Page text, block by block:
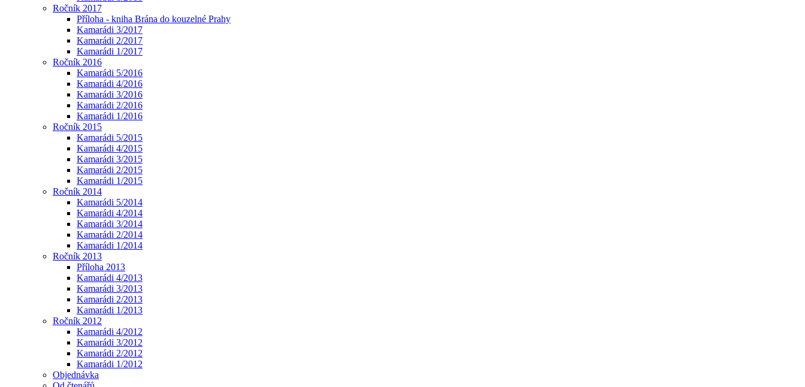
Ročník 2017
Příloha - kniha Brána do kouzelné Prahy
Kamarádi 3/2017
Kamarádi 2/2017
Kamarádi 1/2017
Ročník 2016
Kamarádi 5/2016
Kamarádi 4/2016
Kamarádi 3/2016
Kamarádi 2/2016
Kamarádi 1/2016
Ročník 2015
Kamarádi 5/2015
Kamarádi 4/2015
Kamarádi 3/2015
Kamarádi 2/2015
Kamarádi 1/2015
Ročník 2014
Kamarádi 5/2014
Kamarádi 4/2014
Kamarádi 3/2014
Kamarádi 2/2014
Kamarádi 1/2014
Ročník 2013
Příloha 2013
Kamarádi 4/2013
Kamarádi 3/2013
Kamarádi 2/2013
Kamarádi 1/2013
Ročník 2012
Kamarádi 4/2012
Kamarádi 3/2012
Kamarádi 2/2012
Kamarádi 1/2012
Objednávka